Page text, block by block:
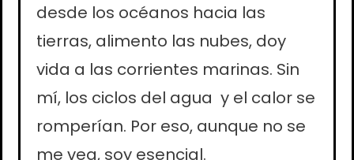
desde los océanos hacia las
tierras, alimento las nubes, doy
vida a las corrientes marinas. Sin
mí, los ciclos del agua y el calor se
romperían. Por eso, aunque no se
me vea, soy esencial.